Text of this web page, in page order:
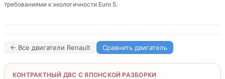
требованиями к экологичности Euro 5.
← Все двигатели Renault Сравнить двигатель
КОНТРАКТНЫЙ ДВС С ЯПОНСКОЙ РАЗБОРКИ